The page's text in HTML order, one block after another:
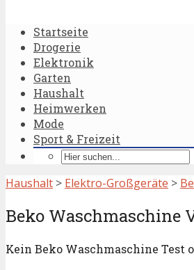
Startseite
Drogerie
Elektronik
Garten
Haushalt
Heimwerken
Mode
Sport & Freizeit
Haushalt > Elektro-Großgeräte >
Beko Waschmaschine
Kein Beko Waschmaschine Test